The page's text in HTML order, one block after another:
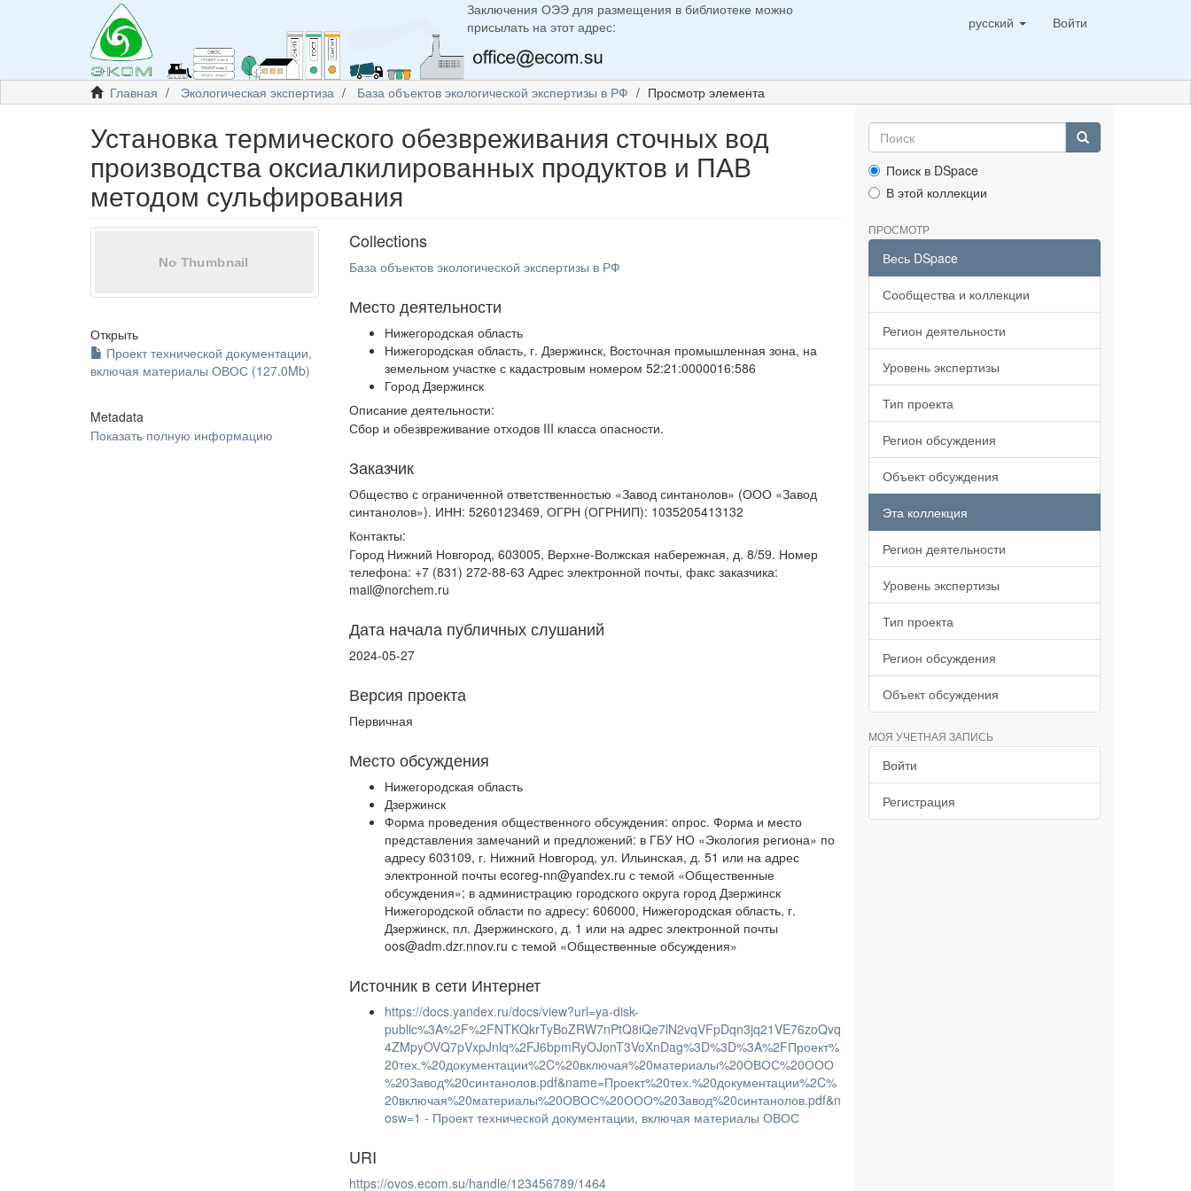
Заключения ОЭЭ для размещения в библиотеке можно
присылать на этот адрес:
русский Войти
Главная Экологическая экспертиза База объектов экологической экспертизы в РФ Просмотр элемента
Установка термического обезвреживания сточных вод
производства оксиалкилированных продуктов и ПАВ
методом сульфирования
Открыть
Проект технической документации,
включая материалы ОВОС (127.0Mb)
Metadata
Показать полную информацию
Collections
База объектов экологической экспертизы в РФ
Место деятельности
Нижегородская область
Нижегородская область, г. Дзержинск, Восточная промышленная зона, на
земельном участке с кадастровым номером 52:21:0000016:586
Город Дзержинск
Описание деятельности:
Сбор и обезвреживание отходов III класса опасности.
Заказчик
Общество с ограниченной ответственностью «Завод синтанолов» (ООО «Завод
синтанолов»). ИНН: 5260123469, ОГРН (ОГРНИП): 1035205413132
Контакты:
Город Нижний Новгород, 603005, Верхне-Волжская набережная, д. 8/59. Номер
телефона: +7 (831) 272-88-63 Адрес электронной почты, факс заказчика:
mail@norchem.ru
Дата начала публичных слушаний
2024-05-27
Версия проекта
Первичная
Место обсуждения
Нижегородская область
Дзержинск
Форма проведения общественного обсуждения: опрос. Форма и место
представления замечаний и предложений: в ГБУ НО «Экология региона» по
адресу 603109, г. Нижний Новгород, ул. Ильинская, д. 51 или на адрес
электронной почты ecoreg-nn@yandex.ru с темой «Общественные
обсуждения»; в администрацию городского округа город Дзержинск
Нижегородской области по адресу: 606000, Нижегородская область, г.
Дзержинск, пл. Дзержинского, д. 1 или на адрес электронной почты
oos@adm.dzr.nnov.ru с темой «Общественные обсуждения»
Источник в сети Интернет
https://docs.yandex.ru/docs/view?url=ya-disk-
public%3A%2F%2FNTKQkrTyBoZRW7nPtQ8iQe7lN2vqVFpDqn3jq21VE76zoQvq
4ZMpyOVQ7pVxpJnlq%2FJ6bpmRyOJonT3VoXnDag%3D%3D%3A%2FПроект%
20тех.%20документации%2C%20включая%20материалы%20ОВОС%20ООО
%20Завод%20синтанолов.pdf&name=Проект%20тех.%20документации%2C%
20включая%20материалы%20ОВОС%20ООО%20Завод%20синтанолов.pdf&n
osw=1 - Проект технической документации, включая материалы ОВОС
URI
https://ovos.ecom.su/handle/123456789/1464
Поиск в DSpace
В этой коллекции
ПРОСМОТР
Весь DSpace
Сообщества и коллекции
Регион деятельности
Уровень экспертизы
Тип проекта
Регион обсуждения
Объект обсуждения
Эта коллекция
Регион деятельности
Уровень экспертизы
Тип проекта
Регион обсуждения
Объект обсуждения
МОЯ УЧЕТНАЯ ЗАПИСЬ
Войти
Регистрация